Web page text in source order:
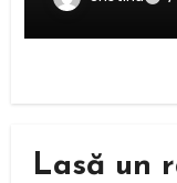
Lasă un